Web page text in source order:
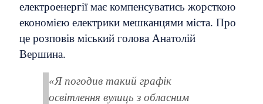
електроенергії має компенсуватись жорсткою
економією електрики мешканцями міста. Про
це розповів міський голова Анатолій
Вершина.
«Я погодив такий графік
освітлення вулиць з обласним